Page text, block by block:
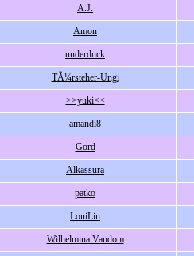
A.J.
Amon
underduck
TÃ¼rsteher-Ungi
>>yuki<<
amandi8
Gord
Alkassura
patko
LoniLin
Wilhelmina Vandom